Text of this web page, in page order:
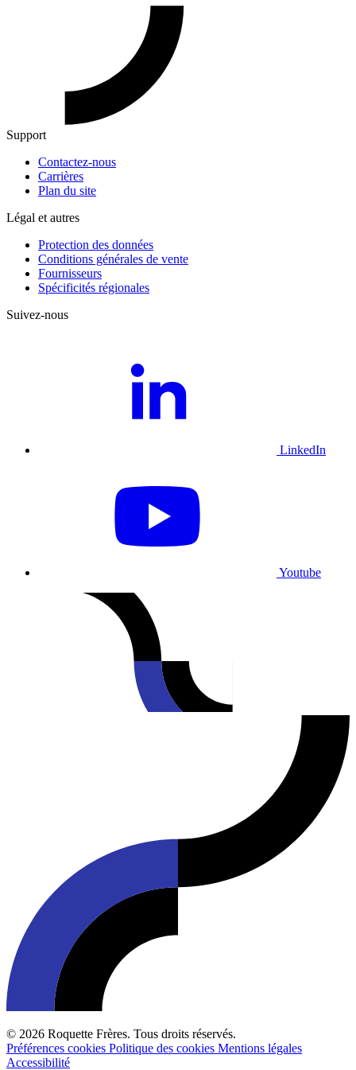
Support
Contactez-nous
Carrières
Plan du site
Légal et autres
Protection des données
Conditions générales de vente
Fournisseurs
Spécificités régionales
Suivez-nous
LinkedIn
Youtube
© 2026 Roquette Frères. Tous droits réservés.
Préférences cookies Politique des cookies Mentions légales
Accessibilité